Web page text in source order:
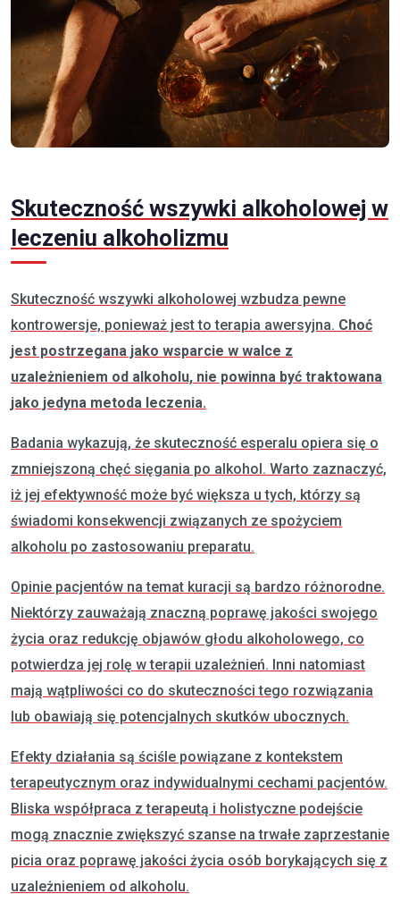
Skuteczność wszywki alkoholowej w
leczeniu alkoholizmu
Skuteczność wszywki alkoholowej wzbudza pewne
kontrowersje, ponieważ jest to terapia awersyjna. Choć
jest postrzegana jako wsparcie w walce z
uzależnieniem od alkoholu, nie powinna być traktowana
jako jedyna metoda leczenia.
Badania wykazują, że skuteczność esperalu opiera się o
zmniejszoną chęć sięgania po alkohol. Warto zaznaczyć,
iż jej efektywność może być większa u tych, którzy są
świadomi konsekwencji związanych ze spożyciem
alkoholu po zastosowaniu preparatu.
Opinie pacjentów na temat kuracji są bardzo różnorodne.
Niektórzy zauważają znaczną poprawę jakości swojego
życia oraz redukcję objawów głodu alkoholowego, co
potwierdza jej rolę w terapii uzależnień. Inni natomiast
mają wątpliwości co do skuteczności tego rozwiązania
lub obawiają się potencjalnych skutków ubocznych.
Efekty działania są ściśle powiązane z kontekstem
terapeutycznym oraz indywidualnymi cechami pacjentów.
Bliska współpraca z terapeutą i holistyczne podejście
mogą znacznie zwiększyć szanse na trwałe zaprzestanie
picia oraz poprawę jakości życia osób borykających się z
uzależnieniem od alkoholu.